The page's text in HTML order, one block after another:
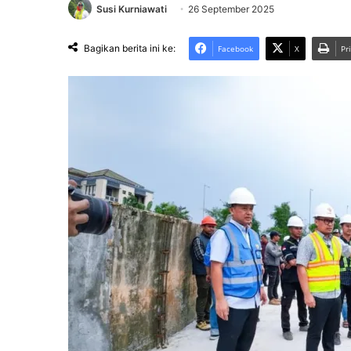
Susi Kurniawati 26 September 2025
Bagikan berita ini ke: Facebook X